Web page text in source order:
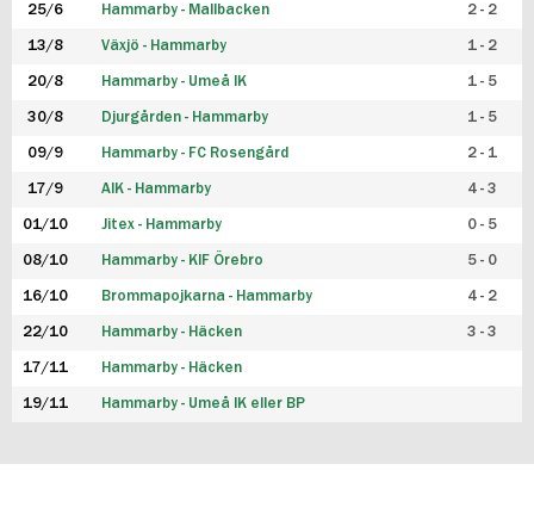
25/6 Hammarby - Mallbacken 2 - 2
13/8 Växjö - Hammarby 1 - 2
20/8 Hammarby - Umeå IK 1 - 5
30/8 Djurgården - Hammarby 1 - 5
09/9 Hammarby - FC Rosengård 2 - 1
17/9 AIK - Hammarby 4 - 3
01/10 Jitex - Hammarby 0 - 5
08/10 Hammarby - KIF Örebro 5 - 0
16/10 Brommapojkarna - Hammarby 4 - 2
22/10 Hammarby - Häcken 3 - 3
17/11 Hammarby - Häcken
19/11 Hammarby - Umeå IK eller BP